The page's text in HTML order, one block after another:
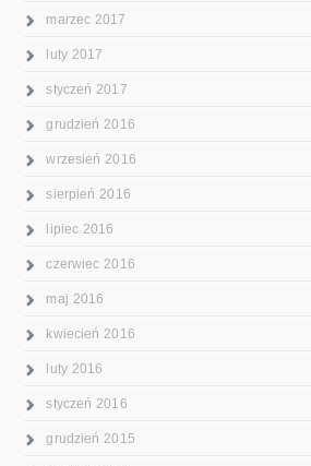
marzec 2017
luty 2017
styczeń 2017
grudzień 2016
wrzesień 2016
sierpień 2016
lipiec 2016
czerwiec 2016
maj 2016
kwiecień 2016
luty 2016
styczeń 2016
grudzień 2015